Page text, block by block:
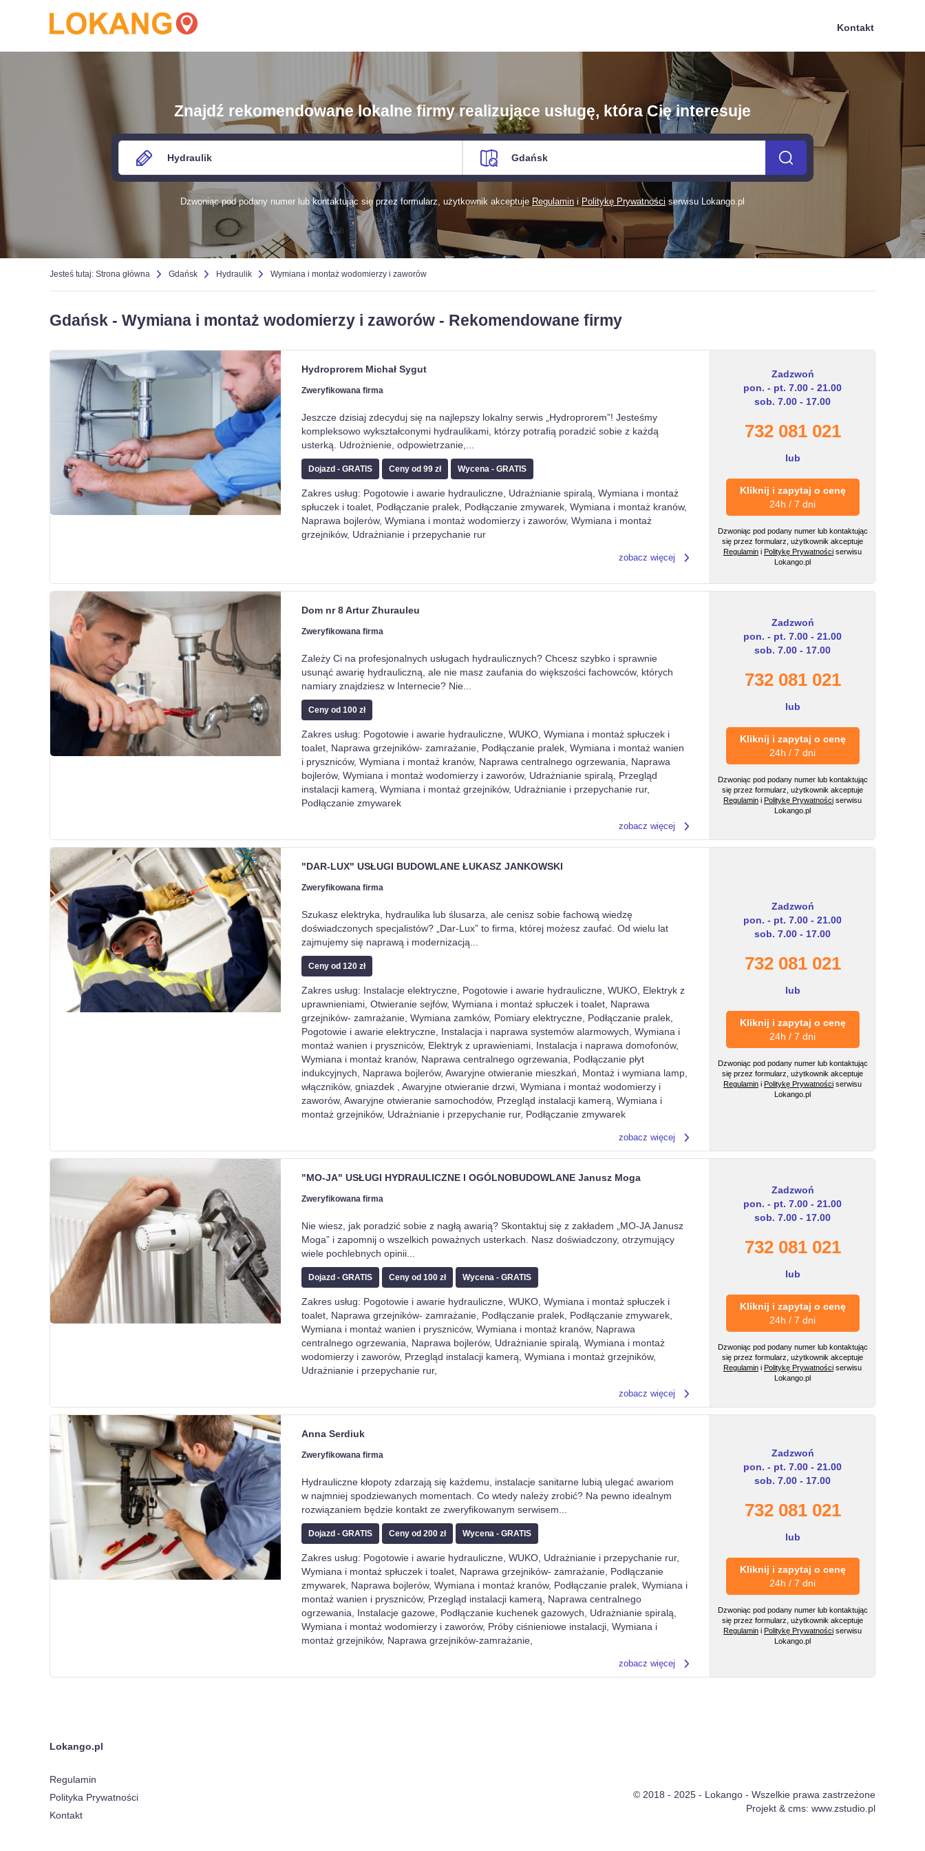
Kontakt
Znajdź rekomendowane lokalne firmy realizujące usługę, która Cię interesuje
Dzwoniąc pod podany numer lub kontaktując się przez formularz, użytkownik akceptuje Regulamin i Politykę Prywatności serwisu Lokango.pl
Jesteś tutaj: Strona główna Gdańsk Hydraulik Wymiana i montaż wodomierzy i zaworów
Gdańsk - Wymiana i montaż wodomierzy i zaworów - Rekomendowane firmy
Hydroprorem Michał Sygut
Zweryfikowana firma
Jeszcze dzisiaj zdecyduj się na najlepszy lokalny serwis „Hydroprorem”! Jesteśmy
kompleksowo wykształconymi hydraulikami, którzy potrafią poradzić sobie z każdą
usterką. Udrożnienie, odpowietrzanie,
Dojazd - GRATIS Ceny od 99 zł Wycena - GRATIS
Zakres usług: Pogotowie i awarie hydrauliczne, Udrażnianie spiralą, Wymiana i montaż
spłuczek i toalet, Podłączanie pralek, Podłączanie zmywarek, Wymiana i montaż kranów,
Naprawa bojlerów, Wymiana i montaż wodomierzy i zaworów, Wymiana i montaż
grzejników, Udrażnianie i przepychanie rur
zobacz więcej
Zadzwoń
pon. - pt. 7.00 - 21.00
sob. 7.00 - 17.00
732 081 021
lub
Kliknij i zapytaj o cenę
24h / 7 dni
Dzwoniąc pod podany numer lub kontaktując
się przez formularz, użytkownik akceptuje
Regulamin i Politykę Prywatności serwisu
Lokango.pl
Dom nr 8 Artur Zhurauleu
Zweryfikowana firma
Zależy Ci na profesjonalnych usługach hydraulicznych? Chcesz szybko i sprawnie
usunąć awarię hydrauliczną, ale nie masz zaufania do większości fachowców, których
namiary znajdziesz w Internecie? Nie
Ceny od 100 zł
Zakres usług: Pogotowie i awarie hydrauliczne, WUKO, Wymiana i montaż spłuczek i
toalet, Naprawa grzejników- zamrażanie, Podłączanie pralek, Wymiana i montaż wanien
i pryszniców, Wymiana i montaż kranów, Naprawa centralnego ogrzewania, Naprawa
bojlerów, Wymiana i montaż wodomierzy i zaworów, Udrażnianie spiralą, Przegląd
instalacji kamerą, Wymiana i montaż grzejników, Udrażnianie i przepychanie rur,
Podłączanie zmywarek
zobacz więcej
Zadzwoń
pon. - pt. 7.00 - 21.00
sob. 7.00 - 17.00
732 081 021
lub
Kliknij i zapytaj o cenę
24h / 7 dni
Dzwoniąc pod podany numer lub kontaktując
się przez formularz, użytkownik akceptuje
Regulamin i Politykę Prywatności serwisu
Lokango.pl
"DAR-LUX" USŁUGI BUDOWLANE ŁUKASZ JANKOWSKI
Zweryfikowana firma
Szukasz elektryka, hydraulika lub ślusarza, ale cenisz sobie fachową wiedzę
doświadczonych specjalistów? „Dar-Lux” to firma, której możesz zaufać. Od wielu lat
zajmujemy się naprawą i modernizacją
Ceny od 120 zł
Zakres usług: Instalacje elektryczne, Pogotowie i awarie hydrauliczne, WUKO, Elektryk z
uprawnieniami, Otwieranie sejfów, Wymiana i montaż spłuczek i toalet, Naprawa
grzejników- zamrażanie, Wymiana zamków, Pomiary elektryczne, Podłączanie pralek,
Pogotowie i awarie elektryczne, Instalacja i naprawa systemów alarmowych, Wymiana i
montaż wanien i pryszniców, Elektryk z uprawieniami, Instalacja i naprawa domofonów,
Wymiana i montaż kranów, Naprawa centralnego ogrzewania, Podłączanie płyt
indukcyjnych, Naprawa bojlerów, Awaryjne otwieranie mieszkań, Montaż i wymiana lamp,
włączników, gniazdek , Awaryjne otwieranie drzwi, Wymiana i montaż wodomierzy i
zaworów, Awaryjne otwieranie samochodów, Przegląd instalacji kamerą, Wymiana i
montaż grzejników, Udrażnianie i przepychanie rur, Podłączanie zmywarek
zobacz więcej
Zadzwoń
pon. - pt. 7.00 - 21.00
sob. 7.00 - 17.00
732 081 021
lub
Kliknij i zapytaj o cenę
24h / 7 dni
Dzwoniąc pod podany numer lub kontaktując
się przez formularz, użytkownik akceptuje
Regulamin i Politykę Prywatności serwisu
Lokango.pl
"MO-JA" USŁUGI HYDRAULICZNE I OGÓLNOBUDOWLANE Janusz Moga
Zweryfikowana firma
Nie wiesz, jak poradzić sobie z nagłą awarią? Skontaktuj się z zakładem „MO-JA Janusz
Moga” i zapomnij o wszelkich poważnych usterkach. Nasz doświadczony, otrzymujący
wiele pochlebnych opinii
Dojazd - GRATIS Ceny od 100 zł Wycena - GRATIS
Zakres usług: Pogotowie i awarie hydrauliczne, WUKO, Wymiana i montaż spłuczek i
toalet, Naprawa grzejników- zamrażanie, Podłączanie pralek, Podłączanie zmywarek,
Wymiana i montaż wanien i pryszniców, Wymiana i montaż kranów, Naprawa
centralnego ogrzewania, Naprawa bojlerów, Udrażnianie spiralą, Wymiana i montaż
wodomierzy i zaworów, Przegląd instalacji kamerą, Wymiana i montaż grzejników,
Udrażnianie i przepychanie rur,
zobacz więcej
Zadzwoń
pon. - pt. 7.00 - 21.00
sob. 7.00 - 17.00
732 081 021
lub
Kliknij i zapytaj o cenę
24h / 7 dni
Dzwoniąc pod podany numer lub kontaktując
się przez formularz, użytkownik akceptuje
Regulamin i Politykę Prywatności serwisu
Lokango.pl
Anna Serdiuk
Zweryfikowana firma
Hydrauliczne kłopoty zdarzają się każdemu, instalacje sanitarne lubią ulegać awariom
w najmniej spodziewanych momentach. Co wtedy należy zrobić? Na pewno idealnym
rozwiązaniem będzie kontakt ze zweryfikowanym serwisem
Dojazd - GRATIS Ceny od 200 zł Wycena - GRATIS
Zakres usług: Pogotowie i awarie hydrauliczne, WUKO, Udrażnianie i przepychanie rur,
Wymiana i montaż spłuczek i toalet, Naprawa grzejników- zamrażanie, Podłączanie
zmywarek, Naprawa bojlerów, Wymiana i montaż kranów, Podłączanie pralek, Wymiana i
montaż wanien i pryszniców, Przegląd instalacji kamerą, Naprawa centralnego
ogrzewania, Instalacje gazowe, Podłączanie kuchenek gazowych, Udrażnianie spiralą,
Wymiana i montaż wodomierzy i zaworów, Próby ciśnieniowe instalacji, Wymiana i
montaż grzejników, Naprawa grzejników-zamrażanie,
zobacz więcej
Zadzwoń
pon. - pt. 7.00 - 21.00
sob. 7.00 - 17.00
732 081 021
lub
Kliknij i zapytaj o cenę
24h / 7 dni
Dzwoniąc pod podany numer lub kontaktując
się przez formularz, użytkownik akceptuje
Regulamin i Politykę Prywatności serwisu
Lokango.pl
Lokango.pl
Regulamin
Polityka Prywatności
Kontakt
© 2018 - 2025 - Lokango - Wszelkie prawa zastrzeżone
Projekt & cms: www.zstudio.pl